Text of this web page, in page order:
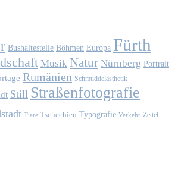
Bushaltestelle Böhmen Europa Fürth
Musik Natur Nürnberg Portrait
Rumänien Schmuddelästhetik
Still Straßenfotografie
Tiere Tschechien Typografie Verkehr Zettel